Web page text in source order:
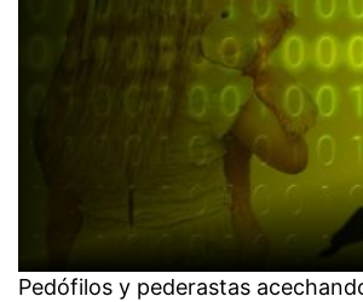
Pedófilos y pederastas